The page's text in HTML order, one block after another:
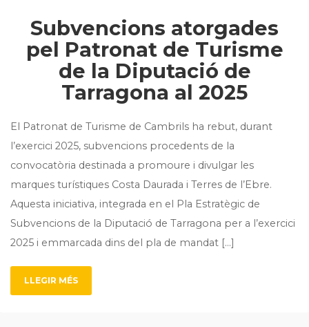
Subvencions atorgades
pel Patronat de Turisme
de la Diputació de
Tarragona al 2025
El Patronat de Turisme de Cambrils ha rebut, durant
l’exercici 2025, subvencions procedents de la
convocatòria destinada a promoure i divulgar les
marques turístiques Costa Daurada i Terres de l’Ebre.
Aquesta iniciativa, integrada en el Pla Estratègic de
Subvencions de la Diputació de Tarragona per a l’exercici
2025 i emmarcada dins del pla de mandat […]
LLEGIR MÉS